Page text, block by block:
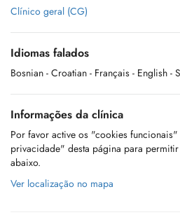
Clínico geral (CG)
Idiomas falados
Bosnian - Croatian - Français - English -
Informações da clínica
Por favor active os "cookies
privacidade" desta página para
abaixo.
Ver localização no mapa